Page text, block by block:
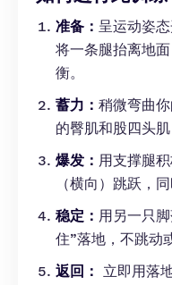
准备： 呈运动姿
将一条腿抬离地
衡。
蓄力： 稍微弯曲
的臀肌和股四头肌
爆发： 用支撑腿
（横向）跳跃，
稳定： 用另一只
住”落地，不跳动
返回：
立即用落